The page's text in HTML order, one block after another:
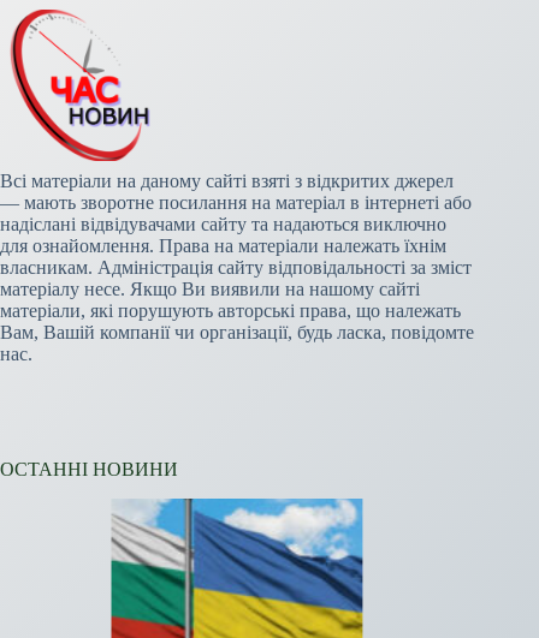
Всі матеріали на даному сайті взяті з відкритих джерел
— мають зворотне посилання на матеріал в інтернеті або
надіслані відвідувачами сайту та надаються виключно
для ознайомлення. Права на матеріали належать їхнім
власникам. Адміністрація сайту відповідальності за зміст
матеріалу несе. Якщо Ви виявили на нашому сайті
матеріали, які порушують авторські права, що належать
Вам, Вашій компанії чи організації, будь ласка, повідомте
нас.
ОСТАННІ НОВИНИ